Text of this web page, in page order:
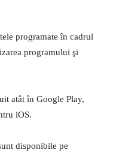
programate în cadrul
programului şi
atât în Google Play,
iOS.
disponibile pe